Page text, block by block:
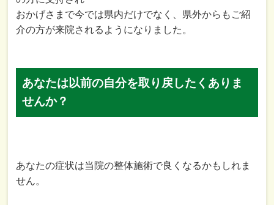
おかげさまで今では県内だけでなく、県外からもご紹
介の方が来院されるようになりました。
あなたは以前の自分を取り戻したくありま
せんか？
あなたの症状は当院の整体施術で良くなるかもしれま
せん。